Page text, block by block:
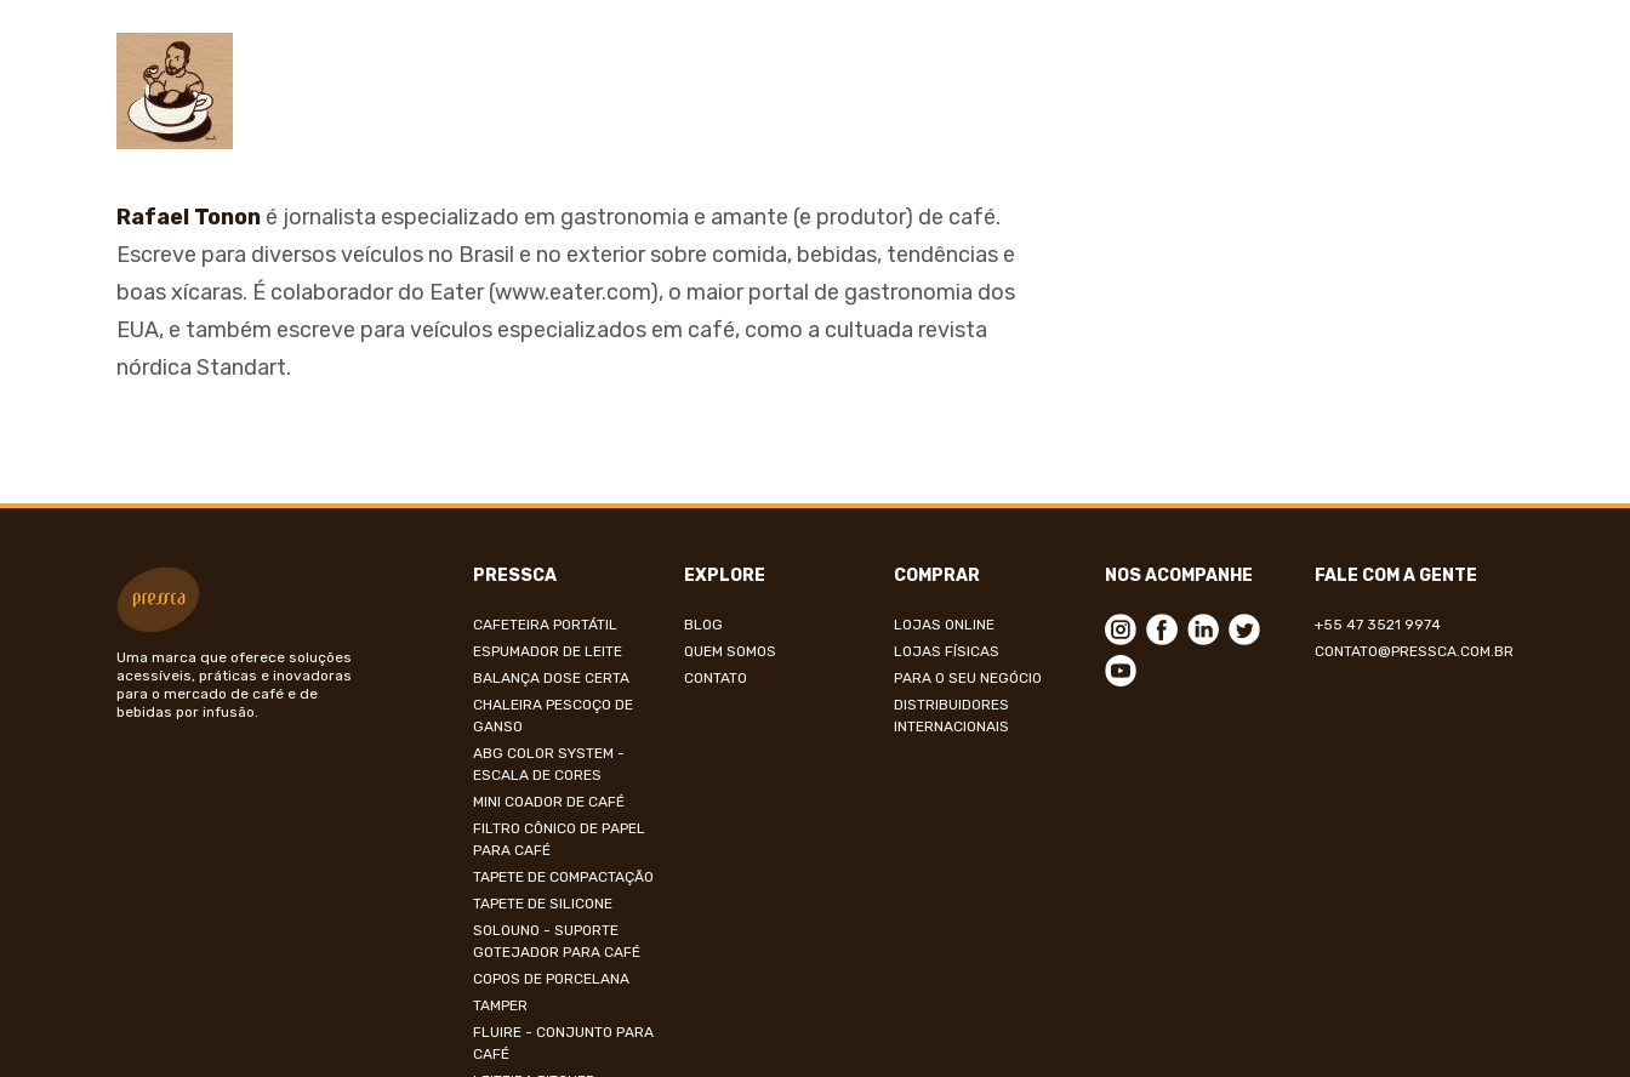
Rafael Tonon é jornalista especializado em gastronomia e amante (e produtor) de café.
Escreve para diversos veículos no Brasil e no exterior sobre comida, bebidas, tendências e
boas xícaras. É colaborador do Eater (www.eater.com), o maior portal de gastronomia dos
EUA, e também escreve para veículos especializados em café, como a cultuada revista
nórdica Standart.
Uma marca que oferece soluções
acessíveis, práticas e inovadoras
para o mercado de café e de
bebidas por infusão.
PRESSCA
CAFETEIRA PORTÁTIL
ESPUMADOR DE LEITE
BALANÇA DOSE CERTA
CHALEIRA PESCOÇO DE
GANSO
ABG COLOR SYSTEM -
ESCALA DE CORES
MINI COADOR DE CAFÉ
FILTRO CÔNICO DE PAPEL
PARA CAFÉ
TAPETE DE COMPACTAÇÃO
TAPETE DE SILICONE
SOLOUNO - SUPORTE
GOTEJADOR PARA CAFÉ
COPOS DE PORCELANA
TAMPER
FLUIRE - CONJUNTO PARA
CAFÉ
EXPLORE
BLOG
QUEM SOMOS
CONTATO
COMPRAR
LOJAS ONLINE
LOJAS FÍSICAS
PARA O SEU NEGÓCIO
DISTRIBUIDORES
INTERNACIONAIS
NOS ACOMPANHE FALE COM A GENTE
+55 47 3521 9974
CONTATO@PRESSCA.COM.BR